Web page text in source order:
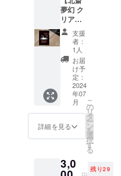
イベン
ト当日
劇場で
チケッ
トのお
渡しと
なりま
す。確
認メー
ルを忘
れずに
ご持参
い。 ★
クラウ
ング特
の観劇
チケッ
トと、
公演後
に予定
してい
る特別
ワーク
ショッ
プ体験
のセッ
トプラ
りま
す。 ※
対象と
なりの
混雑が
予想さ
れるた
め、指
定席券
はオス
スメで
す。 専
用入口
より入
場でき
ますの
せて
ゆっく
夢幻 ク
リア
ファイ
ル】 北
斎夢幻
のテー
マデザ
インが
ポップ
に光る
クリア
ファイ
ルで
す。A4
用紙が
収まり
ます。
支援
者：
1人
お届
け予
定：
2024
年07
月
詳細を見る
こ
の
リ
タ
ー
ン
を
選
択
す
る
3,0 残り29